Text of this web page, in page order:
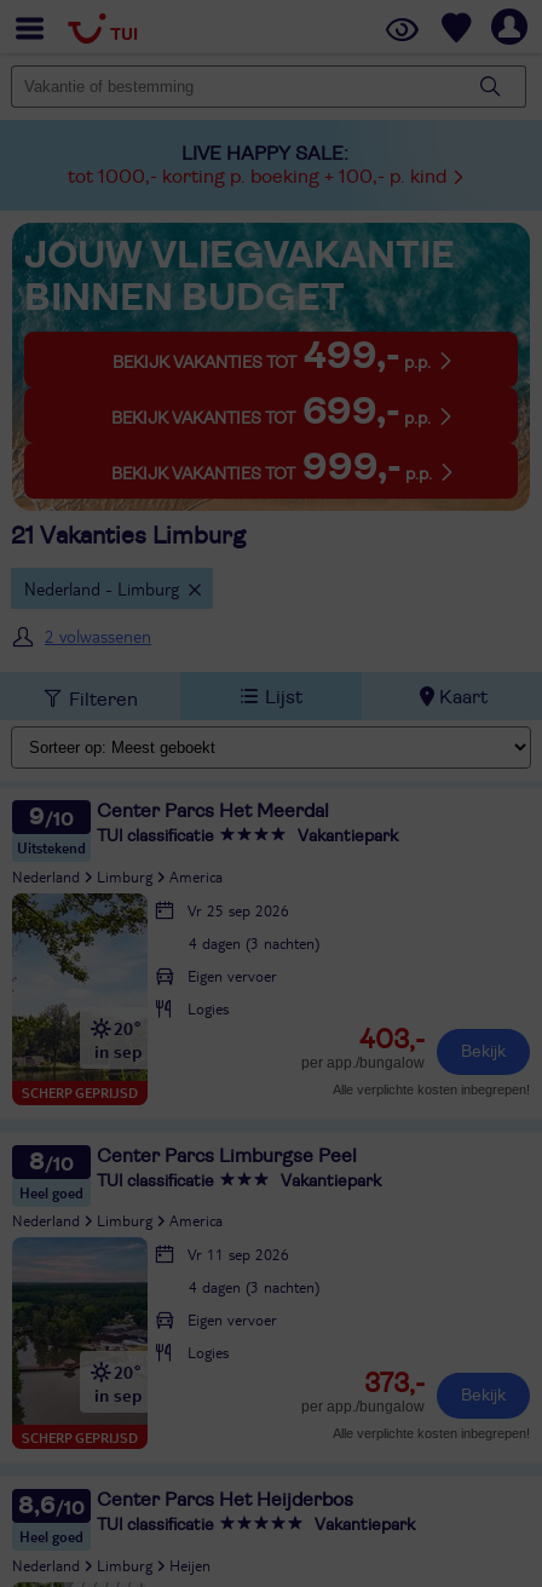
LIVE HAPPY SALE:
tot 1000,- korting p. boeking + 100,- p. kind
JOUW VLIEGVAKANTIE
BINNEN BUDGET
BEKIJK VAKANTIES TOT 499,- p.p.
BEKIJK VAKANTIES TOT 699,- p.p.
BEKIJK VAKANTIES TOT 999,- p.p.
21 Vakanties Limburg
Nederland - Limburg
2 volwassenen
Filteren Lijst Kaart
9
Uitstekend
Center Parcs Het Meerdal
TUI classificatie Vakantiepark
Nederland Limburg America
SCHERP GEPRIJSD
20°
in sep
Vr 25 sep 2026
4 dagen (3 nachten)
Eigen vervoer
Logies
403,-
per app./bungalow
Bekijk
Alle verplichte kosten inbegrepen!
8
Heel goed
Center Parcs Limburgse Peel
TUI classificatie Vakantiepark
Nederland Limburg America
SCHERP GEPRIJSD
20°
in sep
Vr 11 sep 2026
4 dagen (3 nachten)
Eigen vervoer
Logies
373,-
per app./bungalow
Bekijk
Alle verplichte kosten inbegrepen!
8,6
Heel goed
Center Parcs Het Heijderbos
TUI classificatie Vakantiepark
Nederland Limburg Heijen